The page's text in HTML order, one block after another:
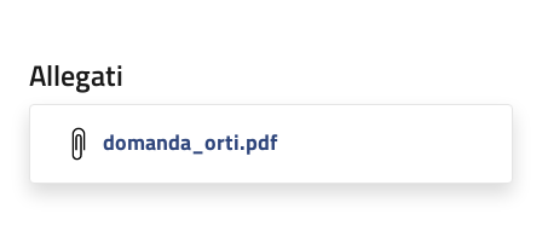
Allegati
domanda_orti.pdf